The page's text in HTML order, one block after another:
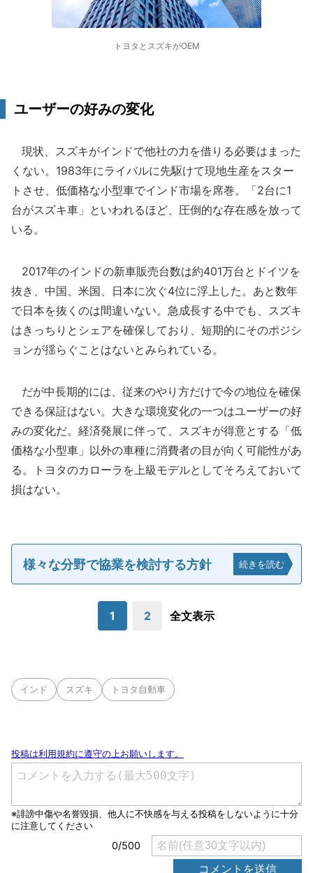
トヨタとスズキがOEM
ユーザーの好みの変化
現状、スズキがインドで他社の力を借りる必要はまった
くない。1983年にライバルに先駆けて現地生産をスター
トさせ、低価格な小型車でインド市場を席巻。「2台に1
台がスズキ車」といわれるほど、圧倒的な存在感を放って
いる。
2017年のインドの新車販売台数は約401万台とドイツを
抜き、中国、米国、日本に次ぐ4位に浮上した。あと数年
で日本を抜くのは間違いない。急成長する中でも、スズキ
はきっちりとシェアを確保しており、短期的にそのポジシ
ョンが揺らぐことはないとみられている。
だが中長期的には、従来のやり方だけで今の地位を確保
できる保証はない。大きな環境変化の一つはユーザーの好
みの変化だ。経済発展に伴って、スズキが得意とする「低
価格な小型車」以外の車種に消費者の目が向く可能性があ
る。トヨタのカローラを上級モデルとしてそろえておいて
損はない。
様々な分野で協業を検討する方針 続きを読む
1 2 全文表示
インド スズキ トヨタ自動車